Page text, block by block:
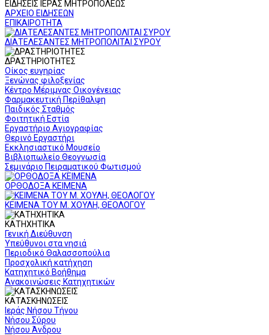
ΕΙΔΗΣΕΙΣ ΙΕΡΑΣ ΜΗΤΡΟΠΟΛΕΩΣ
ΑΡΧΕΙΟ ΕΙΔΗΣΕΩΝ
ΕΠΙΚΑΙΡΟΤΗΤΑ
ΔΙΑΤΕΛΕΣΑΝΤΕΣ ΜΗΤΡΟΠΟΛΙΤΑΙ ΣΥΡΟΥ
ΔΡΑΣΤΗΡΙΟΤΗΤΕΣ
Οίκος ευγηρίας
Ξενώνας φιλοξενίας
Κέντρο Μέριμνας Οικογένειας
Φαρμακευτική Περίθαλψη
Παιδικός Σταθμός
Φοιτητική Εστία
Εργαστήριο Αγιογραφίας
Θερινό Εργαστήρι
Εκκλησιαστικό Μουσείο
Βιβλιοπωλείο Θεογνωσία
Σεμινάριο Πειραματικού Φωτισμού
ΟΡΘΟΔΟΞΑ ΚΕΙΜΕΝΑ
ΚΕΙΜΕΝΑ ΤΟΥ Μ. ΧΟΥΛΗ, ΘΕΟΛΟΓΟΥ
ΚΑΤΗΧΗΤΙΚΑ
Γενική Διεύθυνση
Υπεύθυνοι στα νησιά
Περιοδικό Θαλασσοπούλια
Προσχολική κατήχηση
Κατηχητικό Βοήθημα
Ανακοινώσεις Κατηχητικών
ΚΑΤΑΣΚΗΝΩΣΕΙΣ
Ιεράς Νήσου Τήνου
Νήσου Σύρου
Νήσου Άνδρου